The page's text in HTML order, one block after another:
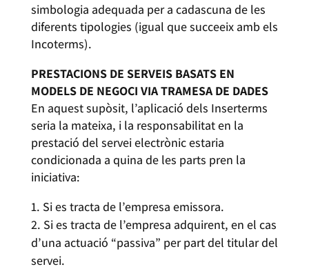
simbologia adequada per a cadascuna de les
diferents tipologies (igual que succeeix amb els
Incoterms).
PRESTACIONS DE SERVEIS BASATS EN
MODELS DE NEGOCI VIA TRAMESA DE DADES
En aquest supòsit, l’aplicació dels Inserterms
seria la mateixa, i la responsabilitat en la
prestació del servei electrònic estaria
condicionada a quina de les parts pren la
iniciativa:
Si es tracta de l’empresa emissora.
Si es tracta de l’empresa adquirent, en el cas
d’una actuació “passiva” per part del titular del
servei.